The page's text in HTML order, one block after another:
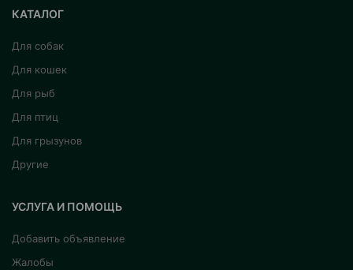
КАТАЛОГ
Для собак
Для кошек
Для рыб
Для птиц
Для грызунов
Другие
УСЛУГА И ПОМОЩЬ
Добавить объявление
Жалобы